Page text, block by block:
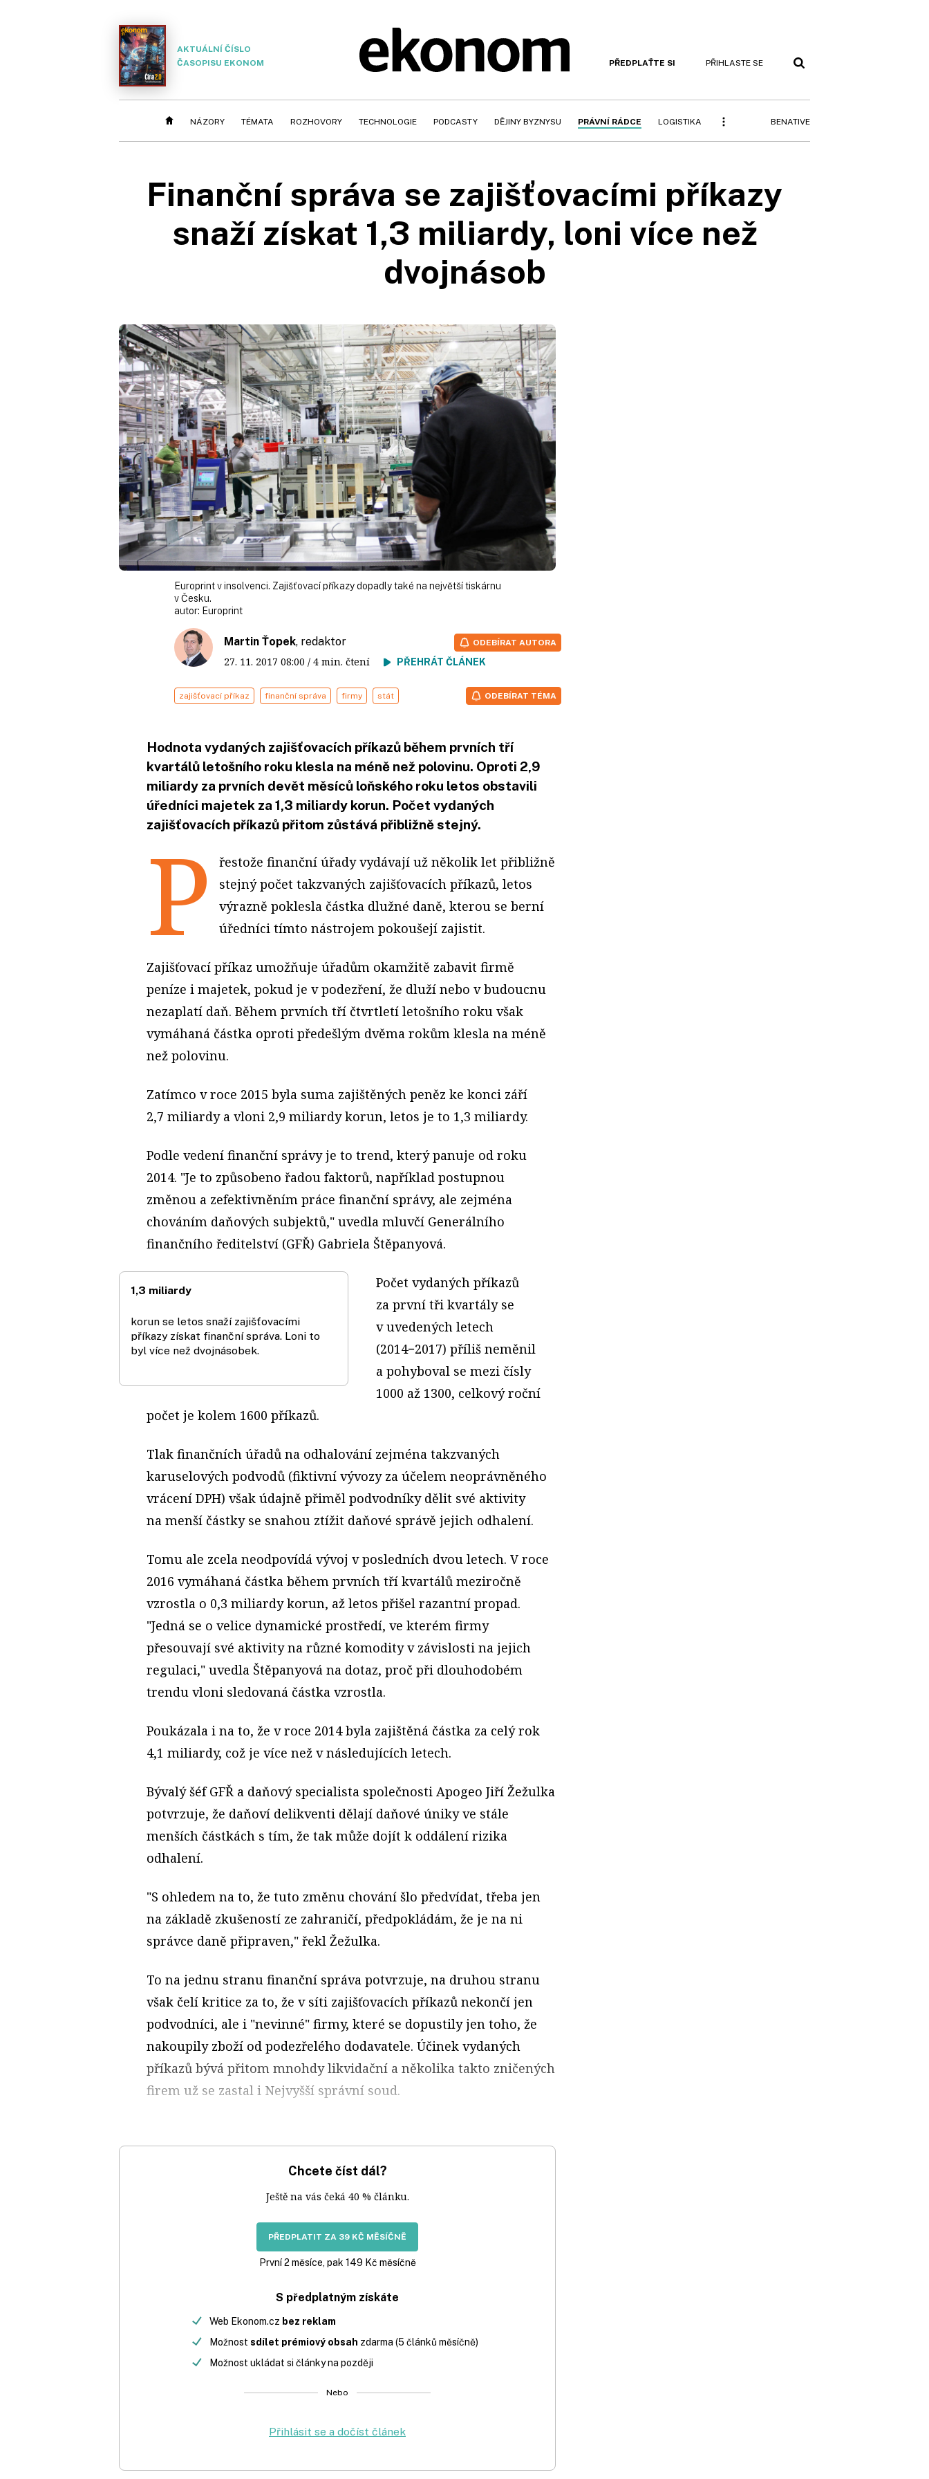
AKTUÁLNÍ ČÍSLO
ČASOPISU EKONOM
PŘEDPLAŤTE SI PŘIHLASTE SE
NÁZORY TÉMATA ROZHOVORY TECHNOLOGIE PODCASTY DĚJINY BYZNYSU PRÁVNÍ RÁDCE LOGISTIKA BENATIVE
Finanční správa se zajišťovacími příkazy
snaží získat 1,3 miliardy, loni více než
dvojnásob
Europrint v insolvenci. Zajišťovací příkazy dopadly také na největší tiskárnu
v Česku.
autor: Europrint
Martin Ťopek, redaktor
27. 11. 2017 08:00 / 4 min. čtení PŘEHRÁT ČLÁNEK
ODEBÍRAT AUTORA
zajišťovací příkaz finanční správa firmy stát ODEBÍRAT TÉMA
Hodnota vydaných zajišťovacích příkazů během prvních tří
kvartálů letošního roku klesla na méně než polovinu. Oproti 2,9
miliardy za prvních devět měsíců loňského roku letos obstavili
úředníci majetek za 1,3 miliardy korun. Počet vydaných
zajišťovacích příkazů přitom zůstává přibližně stejný.
P
řestože finanční úřady vydávají už několik let přibližně
stejný počet takzvaných zajišťovacích příkazů, letos
výrazně poklesla částka dlužné daně, kterou se berní
úředníci tímto nástrojem pokoušejí zajistit.
Zajišťovací příkaz umožňuje úřadům okamžitě zabavit firmě
peníze i majetek, pokud je v podezření, že dluží nebo v budoucnu
nezaplatí daň. Během prvních tří čtvrtletí letošního roku však
vymáhaná částka oproti předešlým dvěma rokům klesla na méně
než polovinu.
Zatímco v roce 2015 byla suma zajištěných peněz ke konci září
2,7 miliardy a vloni 2,9 miliardy korun, letos je to 1,3 miliardy.
Podle vedení finanční správy je to trend, který panuje od roku
2014. "Je to způsobeno řadou faktorů, například postupnou
změnou a zefektivněním práce finanční správy, ale zejména
chováním daňových subjektů," uvedla mluvčí Generálního
finančního ředitelství (GFŘ) Ga­briela Štěpanyová.
1,3 miliardy
korun se letos snaží zajišťovacími
příkazy získat finanční správa. Loni to
byl více než dvojnásobek.
Počet vydaných příkazů
za první tři kvartály se
v uvedených letech
(2014−2017) příliš neměnil
a pohyboval se mezi čísly
1000 až 1300, celkový roční
počet je kolem 1600 příkazů.
Tlak finančních úřadů na odhalování zejména takzvaných
karuselových podvodů (fiktivní vývozy za účelem neoprávněného
vrácení DPH) však údajně přiměl podvodníky dělit své aktivity
na menší částky se snahou ztížit daňové správě jejich odhalení.
Tomu ale zcela neodpovídá vývoj v posledních dvou letech. V roce
2016 vymáhaná částka během prvních tří kvartálů meziročně
vzrostla o 0,3 miliardy korun, až letos přišel razantní propad.
"Jedná se o velice dynamické prostředí, ve kterém firmy
přesouvají své aktivity na různé komodity v závislosti na jejich
regulaci," uvedla Štěpanyová na dotaz, proč při dlouhodobém
trendu vloni sledovaná částka vzrostla.
Poukázala i na to, že v roce 2014 byla zajištěná částka za celý rok
4,1 miliardy, což je více než v následujících letech.
Bývalý šéf GFŘ a daňový specialista společnosti Apogeo Jiří Žežulka
potvrzuje, že daňoví delikventi dělají daňové úniky ve stále
menších částkách s tím, že tak může dojít k oddálení rizika
odhalení.
"S ohledem na to, že tuto změnu chování šlo předvídat, třeba jen
na základě zkušeností ze zahraničí, předpokládám, že je na ni
správce daně připraven," řekl Žežulka.
To na jednu stranu finanční správa potvrzuje, na druhou stranu
však čelí kritice za to, že v síti zajišťovacích příkazů nekončí jen
podvodníci, ale i "nevinné" firmy, které se dopustily jen toho, že
nakoupily zboží od podezřelého dodavatele. Účinek vydaných
příkazů bývá přitom mnohdy likvidační a několika takto zničených
firem už se zastal i Nejvyšší správní soud.
Chcete číst dál?
Ještě na vás čeká 40 % článku.
PŘEDPLATIT ZA 39 KČ MĚSÍČNĚ
První 2 měsíce, pak 149 Kč měsíčně
S předplatným získáte
Web Ekonom.cz bez reklam
Možnost sdílet prémiový obsah zdarma (5 článků měsíčně)
Možnost ukládat si články na později
Nebo
Přihlásit se a dočíst článek